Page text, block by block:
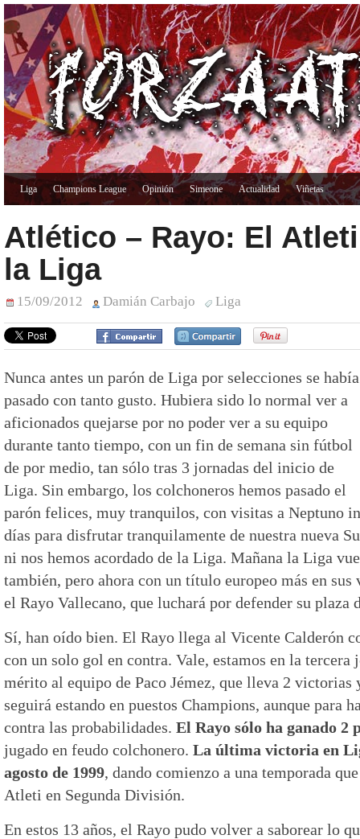
Liga Champions League Opinión Simeone Actualidad Viñetas
Atlético – Rayo: El
la Liga
15/09/2012 Damián Carbajo Liga
Nunca antes un parón de Liga por selecciones se había
pasado con tanto gusto. Hubiera sido lo normal ver a
aficionados quejarse por no poder ver a su equipo
durante tanto tiempo, con un fin de semana sin fútbol
de por medio, tan sólo tras 3 jornadas del inicio de
Liga. Sin embargo, los colchoneros hemos pasado el
parón felices, muy tranquilos, con visitas a Neptuno
días para disfrutar tranquilamente de nuestra nueva
ni nos hemos acordado de la Liga. Mañana la Liga
también, pero ahora con un título europeo más en
el Rayo Vallecano, que luchará por defender su plaza
Sí, han oído bien. El Rayo llega al Vicente Calderón
con un solo gol en contra. Vale, estamos en la tercera
mérito al equipo de Paco Jémez, que lleva 2 victorias
seguirá estando en puestos Champions, aunque para
contra las probabilidades. El Rayo sólo ha ganado 2
jugado en feudo colchonero. La última victoria en
agosto de 1999, dando comienzo a una temporada
Atleti en Segunda División.
En estos 13 años, el Rayo pudo volver a saborear lo